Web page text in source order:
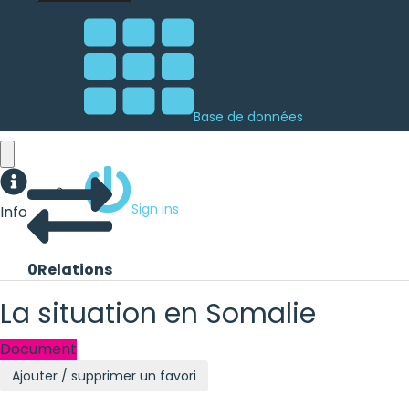
Base de données
Sign ins
Info
0Relations
La situation en Somalie
Document
Ajouter / supprimer un favori